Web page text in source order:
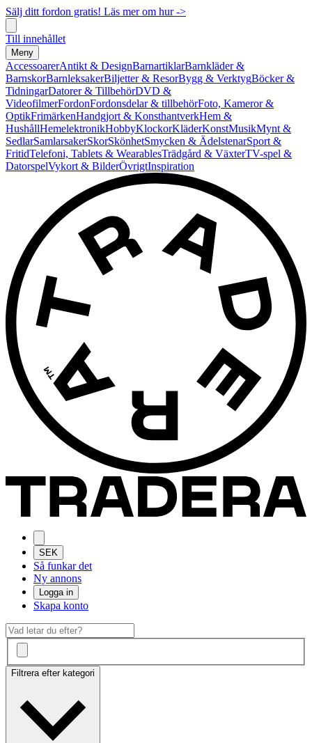
Sälj ditt fordon gratis! Läs mer om hur ->
Till innehållet
Meny
AccessoarerAntikt & DesignBarnartiklarBarnkläder &
BarnskorBarnleksakerBiljetter & ResorBygg & VerktygBöcker &
TidningarDatorer & TillbehörDVD &
VideofilmerFordonFordonsdelar & tillbehörFoto, Kameror &
OptikFrimärkenHandgjort & KonsthantverkHem &
HushållHemelektronikHobbyKlockorKläderKonstMusikMynt &
SedlarSamlarsakerSkorSkönhetSmycken & ÄdelstenarSport &
FritidTelefoni, Tablets & WearablesTrädgård & VäxterTV-spel &
DatorspelVykort & BilderÖvrigtInspiration
SEK
Så funkar det
Ny annons
Logga in
Skapa konto
Filtrera efter kategori